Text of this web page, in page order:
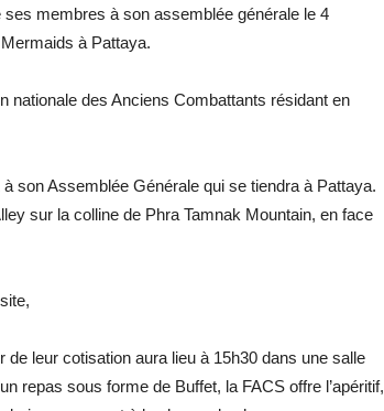
membres à son assemblée générale le 4
à Pattaya.
nationale des Anciens Combattants résidant en
son Assemblée Générale qui se tiendra à Pattaya.
sur la colline de Phra Tamnak Mountain, en face
leur cotisation aura lieu à 15h30 dans une salle
repas sous forme de Buffet, la FACS offre l’apéritif,